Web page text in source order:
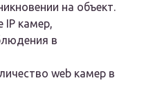
на объект.
IP камер,
в
web камер в